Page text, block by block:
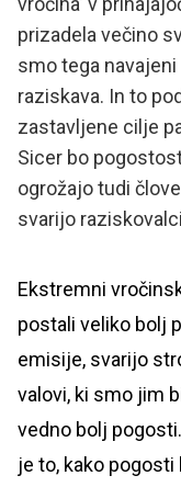
prizadela večino
smo tega
raziskava. In to
zastavljene cilje
Sicer bo
ogrožajo tudi
svarijo
Ekstremni
postali veliko bolj
emisije, svarijo
valovi, ki smo jim
vedno bolj
je to, kako